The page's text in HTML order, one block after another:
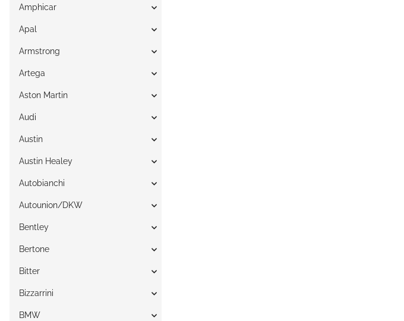
Amphicar
Apal
Armstrong
Artega
Aston Martin
Audi
Austin
Austin Healey
Autobianchi
Autounion/DKW
Bentley
Bertone
Bitter
Bizzarrini
BMW